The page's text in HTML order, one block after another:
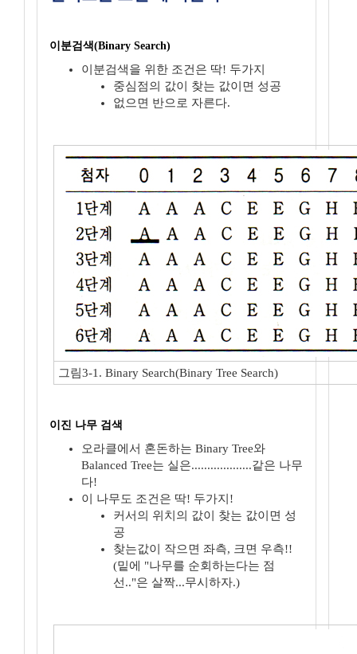
이분검색(Binary Search)
이분검색을 위한 조건은 딱! 두가지
중심점의 값이 찾는 값이면 성공
없으면 반으로 자른다.
그림3-1. Binary Search(Binary Tree Search)
이진 나무 검색
오라클에서 혼돈하는 Binary Tree와
Balanced Tree는 실은...................같은 나무
다!
이 나무도 조건은 딱! 두가지!
커서의 위치의 값이 찾는 값이면 성
공
찾는값이 작으면 좌측, 크면 우측!!
(밑에 "나무를 순회하는다는 점
선.."은 살짝...무시하자.)